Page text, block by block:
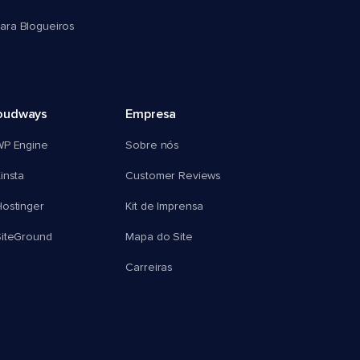
Blogueiros
Engine
Empresa
Sobre nós
Customer Reviews
Kit de Imprensa
Mapa do Site
Carreiras